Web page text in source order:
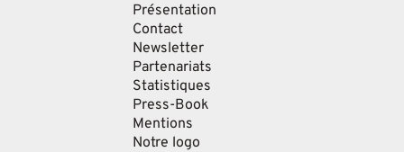
Présentation
Contact
Newsletter
Partenariats
Statistiques
Press-Book
Mentions
Notre logo